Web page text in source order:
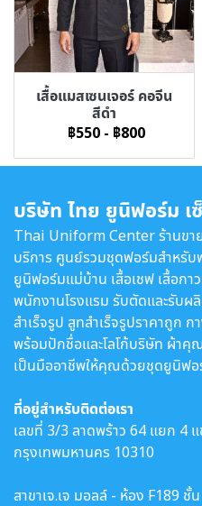
เสื้อแมสเซนเจอร์ คอจีน
สีดำ
฿550 - ฿800
บริษัท ไทย ยูนิฟอร์ม เ
Thai Uniform Center ร้านขา
บริการ ศูนย์รวมชุดฟอร์มสำหรับ
ยูนิฟอร์มแม่บ้าน เสื้อเชฟ เสื้อก
พนักงานโรงแรม รับตัดและรับ
สำเร็จรูป สูทสำเร็จรูปราคาถูก
พร้อมปักชื่อและโลโก้บริษัท ผ้าคุ
เป็นมืออาชีพให้คุณด้วยชุดยูนิฟอ
ที่อยู่สำหรับติดต่อเรา
เลขที่ 3/3 ลาดพร้าว 64 แยก 4
กรุงเทพมหานคร 10310
สาขาเจ.เจ มอลล์ - ห้อง F189 ชั้